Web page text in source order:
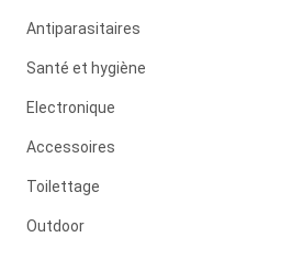
Antiparasitaires
Santé et hygiène
Electronique
Accessoires
Toilettage
Outdoor